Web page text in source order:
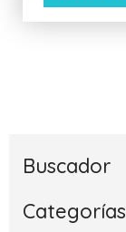
Buscador